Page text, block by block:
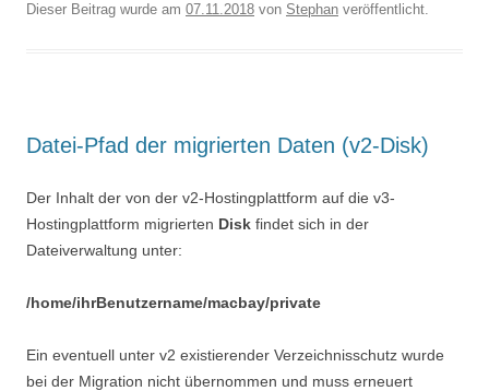
Dieser Beitrag wurde am 07.11.2018 von Stephan veröffentlicht.
Datei-Pfad der migrierten Daten (v2-Disk)
Der Inhalt der von der v2-Hostingplattform auf die v3-
Hostingplattform migrierten Disk findet sich in der
Dateiverwaltung unter:
/home/ihrBenutzername/macbay/private
Ein eventuell unter v2 existierender Verzeichnisschutz wurde
bei der Migration nicht übernommen und muss erneuert